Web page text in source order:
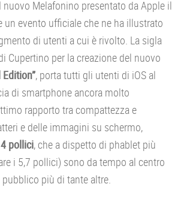
Melafonino presentato da Apple il
un evento ufficiale che ne ha illustrato
di utenti a cui è rivolto. La sigla
Cupertino per la creazione del nuovo
, porta tutti gli utenti di iOS al
di smartphone ancora molto
rapporto tra compattezza e
e delle immagini su schermo,
4 pollici, che a dispetto di phablet più
i 5,7 pollici) sono da tempo al centro
più di tante altre.